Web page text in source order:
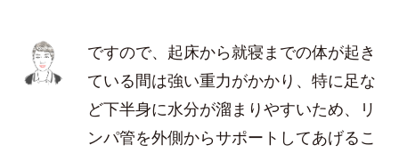
ですので、起床から就寝までの体が起き
ている間は強い重力がかかり、特に足な
ど下半身に水分が溜まりやすいため、リ
ンパ管を外側からサポートしてあげるこ